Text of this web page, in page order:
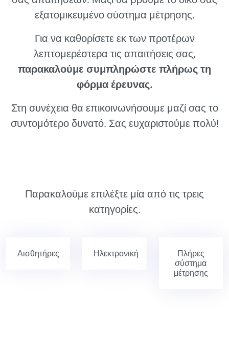
εξατομικευμένο σύστημα μέτρησης.
Για να καθορίσετε εκ των προτέρων
λεπτομερέστερα τις απαιτήσεις σας,
παρακαλούμε συμπληρώστε πλήρως τη
φόρμα έρευνας.
Στη συνέχεια θα επικοινωνήσουμε μαζί σας το
συντομότερο δυνατό. Σας ευχαριστούμε πολύ!
Παρακαλούμε επιλέξτε μία από τις τρεις
κατηγορίες.
Αισθητήρες Ηλεκτρονική
Πλήρες
σύστημα
μέτρησης